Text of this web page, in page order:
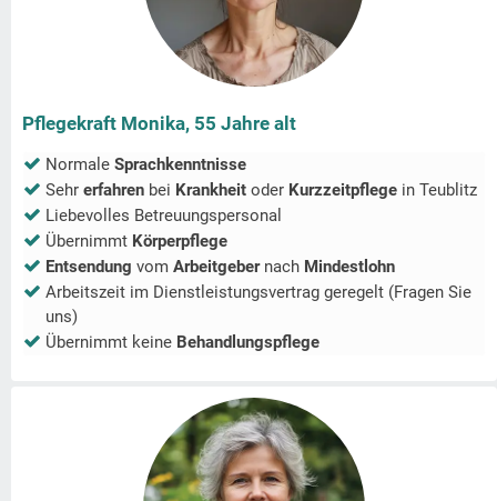
Pflegekraft Monika, 55 Jahre alt
Normale Sprachkenntnisse
Sehr erfahren bei Krankheit oder Kurzzeitpflege in Teublitz
Liebevolles Betreuungspersonal
Übernimmt Körperpflege
Entsendung vom Arbeitgeber nach Mindestlohn
Arbeitszeit im Dienstleistungsvertrag geregelt (Fragen Sie
uns)
Übernimmt keine Behandlungspflege